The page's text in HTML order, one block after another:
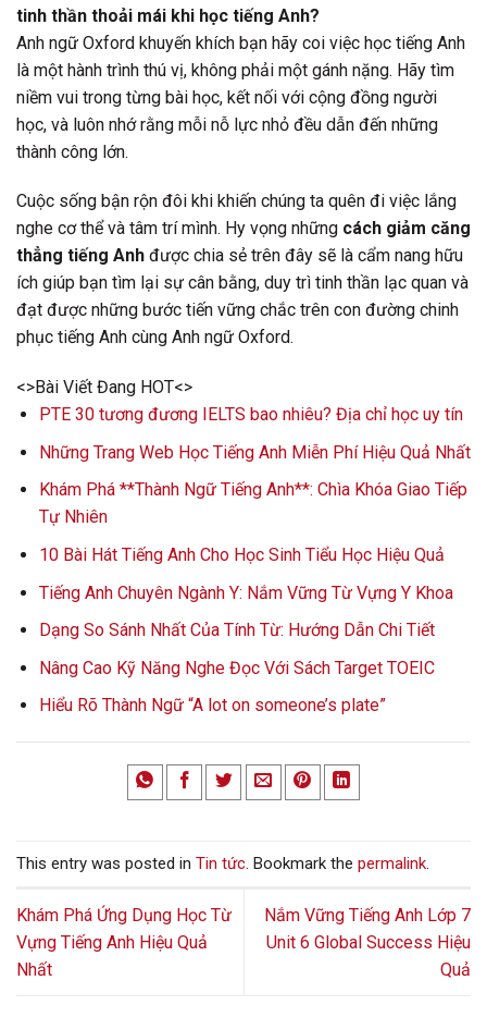
tinh thần thoải mái khi học tiếng Anh?
Anh ngữ Oxford khuyến khích bạn hãy coi việc học tiếng Anh
là một hành trình thú vị, không phải một gánh nặng. Hãy tìm
niềm vui trong từng bài học, kết nối với cộng đồng người
học, và luôn nhớ rằng mỗi nỗ lực nhỏ đều dẫn đến những
thành công lớn.
Cuộc sống bận rộn đôi khi khiến chúng ta quên đi việc lắng
nghe cơ thể và tâm trí mình. Hy vọng những cách giảm căng
thẳng tiếng Anh được chia sẻ trên đây sẽ là cẩm nang hữu
ích giúp bạn tìm lại sự cân bằng, duy trì tinh thần lạc quan và
đạt được những bước tiến vững chắc trên con đường chinh
phục tiếng Anh cùng Anh ngữ Oxford.
<>Bài Viết Đang HOT<>
PTE 30 tương đương IELTS bao nhiêu? Địa chỉ học uy tín
Những Trang Web Học Tiếng Anh Miễn Phí Hiệu Quả Nhất
Khám Phá **Thành Ngữ Tiếng Anh**: Chìa Khóa Giao Tiếp
Tự Nhiên
10 Bài Hát Tiếng Anh Cho Học Sinh Tiểu Học Hiệu Quả
Tiếng Anh Chuyên Ngành Y: Nắm Vững Từ Vựng Y Khoa
Dạng So Sánh Nhất Của Tính Từ: Hướng Dẫn Chi Tiết
Nâng Cao Kỹ Năng Nghe Đọc Với Sách Target TOEIC
Hiểu Rõ Thành Ngữ “A lot on someone’s plate”
This entry was posted in Tin tức. Bookmark the permalink.
Khám Phá Ứng Dụng Học Từ
Vựng Tiếng Anh Hiệu Quả
Nhất
Nắm Vững Tiếng Anh Lớp 7
Unit 6 Global Success Hiệu
Quả